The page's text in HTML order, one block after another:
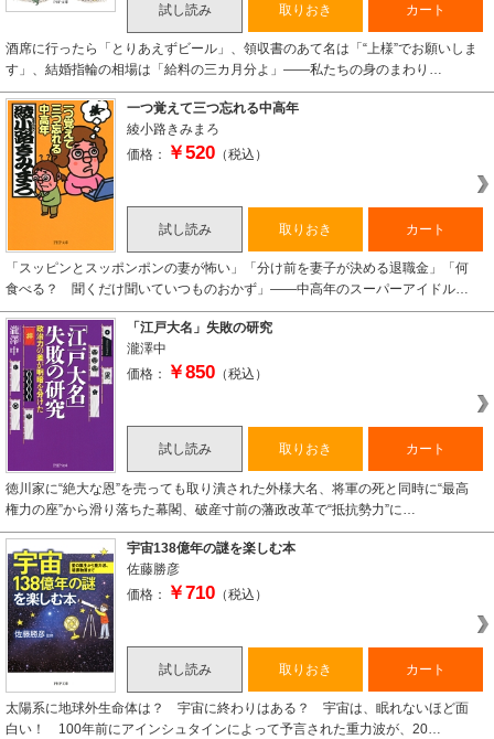
試し読み 取りおき カート
酒席に行ったら「とりあえずビール」、領収書のあて名は「“上様”でお願いしま
す」、結婚指輪の相場は「給料の三カ月分よ」――私たちの身のまわり…
一つ覚えて三つ忘れる中高年
綾小路きみまろ
価格：
￥520 （税込）
試し読み 取りおき カート
「スッピンとスッポンポンの妻が怖い」「分け前を妻子が決める退職金」「何
食べる？ 聞くだけ聞いていつものおかず」――中高年のスーパーアイドル…
「江戸大名」失敗の研究
瀧澤中
価格：
￥850 （税込）
試し読み 取りおき カート
徳川家に“絶大な恩”を売っても取り潰された外様大名、将軍の死と同時に“最高
権力の座”から滑り落ちた幕閣、破産寸前の藩政改革で“抵抗勢力”に…
宇宙138億年の謎を楽しむ本
佐藤勝彦
価格：
￥710 （税込）
試し読み 取りおき カート
太陽系に地球外生命体は？ 宇宙に終わりはある？ 宇宙は、眠れないほど面
白い！ 100年前にアインシュタインによって予言された重力波が、20…